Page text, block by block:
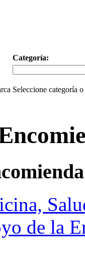
Categoría:
Seleccione categoría
de la